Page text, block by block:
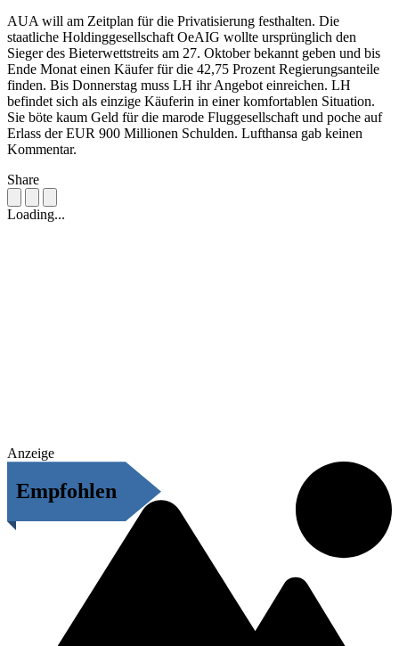
AUA will am Zeitplan für die Privatisierung festhalten. Die
staatliche Holdinggesellschaft OeAIG wollte ursprünglich den
Sieger des Bieterwettstreits am 27. Oktober bekannt geben und bis
Ende Monat einen Käufer für die 42,75 Prozent Regierungsanteile
finden. Bis Donnerstag muss LH ihr Angebot einreichen. LH
befindet sich als einzige Käuferin in einer komfortablen Situation.
Sie böte kaum Geld für die marode Fluggesellschaft und poche auf
Erlass der EUR 900 Millionen Schulden. Lufthansa gab keinen
Kommentar.
Share
Loading...
Anzeige
Empfohlen